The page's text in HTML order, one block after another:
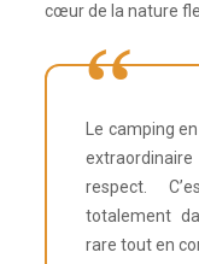
cœur de la nature
Le camping
respect.
totalement
rare tout en